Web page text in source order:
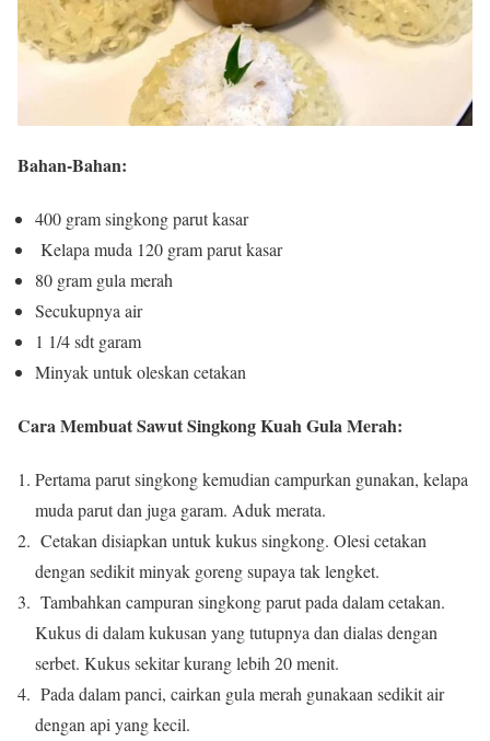
Bahan-Bahan:
400 gram singkong parut kasar
Kelapa muda 120 gram parut kasar
80 gram gula merah
Secukupnya air
1 1/4 sdt garam
Minyak untuk oleskan cetakan
Cara Membuat Sawut Singkong Kuah Gula Merah:
Pertama parut singkong kemudian campurkan gunakan, kelapa
muda parut dan juga garam. Aduk merata.
Cetakan disiapkan untuk kukus singkong. Olesi cetakan
dengan sedikit minyak goreng supaya tak lengket.
Tambahkan campuran singkong parut pada dalam cetakan.
Kukus di dalam kukusan yang tutupnya dan dialas dengan
serbet. Kukus sekitar kurang lebih 20 menit.
Pada dalam panci, cairkan gula merah gunakaan sedikit air
dengan api yang kecil.